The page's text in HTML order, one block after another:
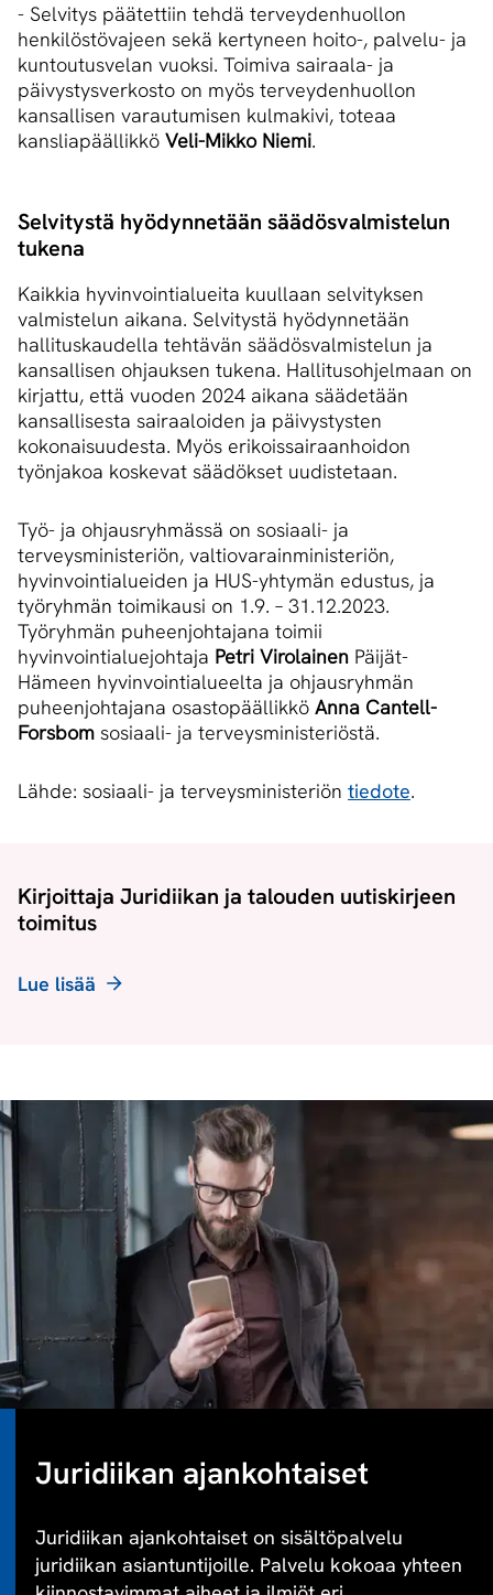
- Selvitys päätettiin tehdä terveydenhuollon
henkilöstövajeen sekä kertyneen hoito-, palvelu- ja
kuntoutusvelan vuoksi. Toimiva sairaala- ja
päivystysverkosto on myös terveydenhuollon
kansallisen varautumisen kulmakivi, toteaa
kansliapäällikkö Veli-Mikko Niemi.
Selvitystä hyödynnetään sää­dös­val­mis­te­lun
tukena
Kaikkia hyvinvointialueita kuullaan selvityksen
valmistelun aikana. Selvitystä hyödynnetään
hallituskaudella tehtävän säädösvalmistelun ja
kansallisen ohjauksen tukena. Hallitusohjelmaan on
kirjattu, että vuoden 2024 aikana säädetään
kansallisesta sairaaloiden ja päivystysten
kokonaisuudesta. Myös erikoissairaanhoidon
työnjakoa koskevat säädökset uudistetaan.
Työ- ja ohjausryhmässä on sosiaali- ja
terveysministeriön, valtiovarainministeriön,
hyvinvointialueiden ja HUS-yhtymän edustus, ja
työryhmän toimikausi on 1.9. – 31.12.2023.
Työryhmän puheenjohtajana toimii
hyvinvointialuejohtaja Petri Virolainen Päijät-
Hämeen hyvinvointialueelta ja ohjausryhmän
puheenjohtajana osastopäällikkö Anna Cantell-
Forsbom sosiaali- ja terveysministeriöstä.
Lähde: sosiaali- ja terveysministeriön tiedote.
Kirjoittaja Juridiikan ja talouden uutiskirjeen
toimitus
Lue lisää
Juridiikan ajankohtaiset
Juridiikan ajankohtaiset on sisältöpalvelu
juridiikan asiantuntijoille. Palvelu kokoaa yhteen